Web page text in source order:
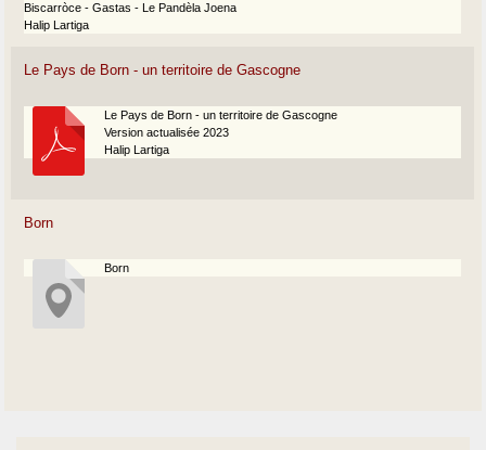
Biscarròce - Gastas - Le Pandèla Joena
Halip Lartiga
Le Pays de Born - un territoire de Gascogne
Le Pays de Born - un territoire de Gascogne
Version actualisée 2023
Halip Lartiga
Born
Born